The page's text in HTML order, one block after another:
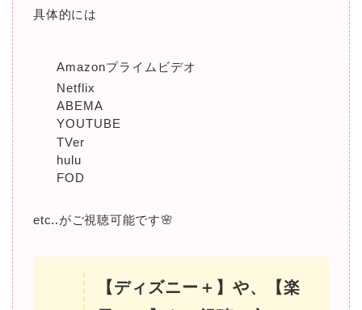
具体的には
Amazonプライムビデオ
Netflix
ABEMA
YOUTUBE
TVer
hulu
FOD
etc..がご視聴可能です🌸
【ディズニー＋】や、【楽